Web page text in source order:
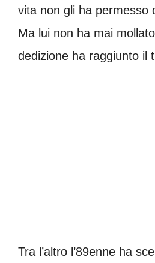
vita non gli ha permesso
Ma lui non ha mai
dedizione ha raggiunto il
Tra l’altro l’89enne ha